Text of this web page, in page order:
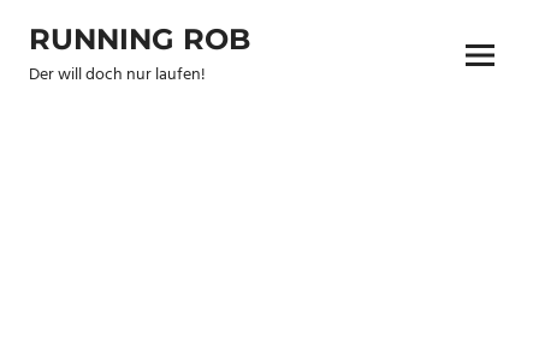
Inhalt
springen
RUNNING ROB
Der will doch nur laufen! Menu